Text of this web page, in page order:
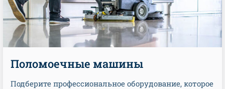
Поломоечные машины
Подберите профессиональное оборудование, которое